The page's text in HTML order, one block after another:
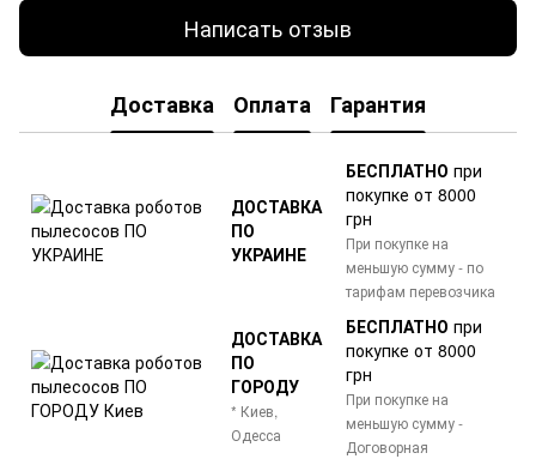
Написать отзыв
Доставка Оплата Гарантия
ДОСТАВКА
ПО
УКРАИНЕ
БЕСПЛАТНО при
покупке от 8000
грн
При покупке на
меньшую сумму - по
тарифам перевозчика
ДОСТАВКА
ПО
ГОРОДУ
* Киев,
Одесса
БЕСПЛАТНО при
покупке от 8000
грн
При покупке на
меньшую сумму -
Договорная